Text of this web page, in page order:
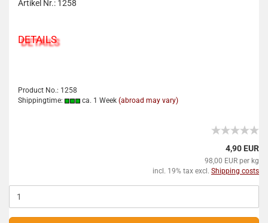
Artikel Nr.: 1258
DETAILS
Product No.: 1258
Shippingtime:
ca. 1 Week (abroad may vary)
4,90 EUR
98,00 EUR per kg
incl. 19% tax excl. Shipping costs